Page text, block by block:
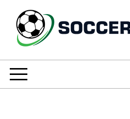
content
Soccer Group